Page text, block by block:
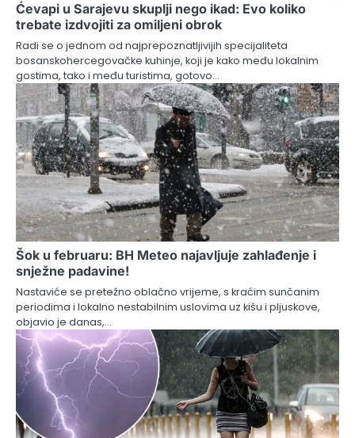
Ćevapi u Sarajevu skuplji nego ikad: Evo koliko
trebate izdvojiti za omiljeni obrok
Radi se o jednom od najprepoznatljivijih specijaliteta
bosanskohercegovačke kuhinje, koji je kako među lokalnim
gostima, tako i među turistima, gotovo…
Šok u februaru: BH Meteo najavljuje zahlađenje i
snježne padavine!
Nastaviće se pretežno oblačno vrijeme, s kraćim sunčanim
periodima i lokalno nestabilnim uslovima uz kišu i pljuskove,
objavio je danas,…